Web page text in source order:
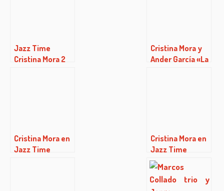
Jazz Time
Cristina Mora 2
Cristina Mora y
Ander García «La
Cristina Mora en
Jazz Time
Cristina Mora en
Jazz Time